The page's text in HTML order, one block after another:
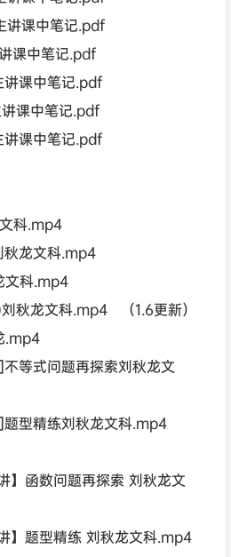
讲课中笔记.pdf
课中笔记.pdf
讲课中笔记.pdf
课中笔记.pdf
讲课中笔记.pdf
科.mp4
秋龙文科.mp4
文科.mp4
秋龙文科.mp4 （1.6更新）
.mp4
等式问题再探索刘秋龙文
型精练刘秋龙文科.mp4
】函数问题再探索 刘秋龙文
】题型精练 刘秋龙文科.mp4